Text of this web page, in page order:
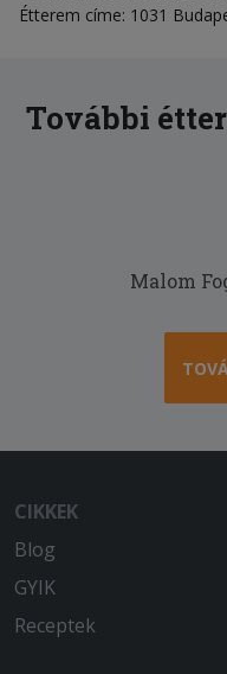
Étterem címe: 1031
További
Malom
CIKKEK
Blog
GYIK
Receptek